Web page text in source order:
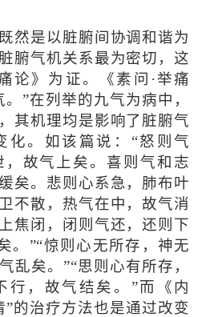
是以脏腑间协调和谐为
腑气机关系最为密切，这
论》为证。《素问·举痛
”在列举的九气为病中，
其机理均是影响了脏腑气
化。如该篇说：“怒则气
故气上矣。喜则气和志
矣。悲则心系急，肺布叶
不散，热气在中，故气消
焦闭，闭则气还，还则下
。”“惊则心无所存，神无
乱矣。”“思则心有所存，
行，故气结矣。”而《内
的治疗方法也是通过改变